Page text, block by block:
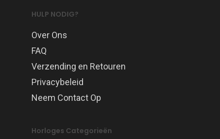
HULP NODIG?
Over Ons
FAQ
Verzending en Retouren
Privacybeleid
Neem Contact Op
Horloges Categorieën